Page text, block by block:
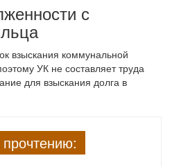
с
взыскания коммунальной
УК не составляет труда
для взыскания долга в